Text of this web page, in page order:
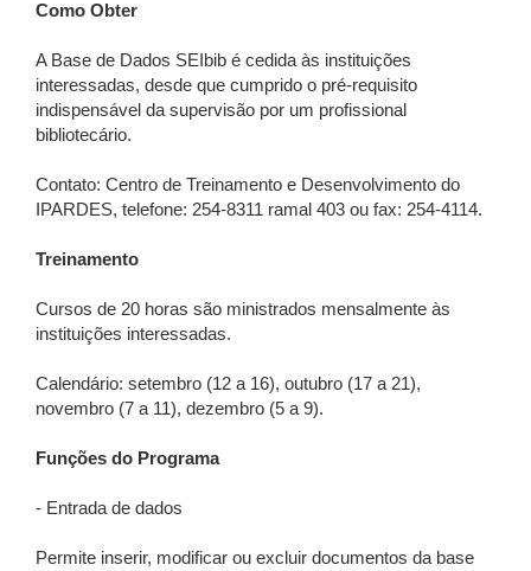
Como Obter
A Base de Dados SEIbib é cedida às instituições
interessadas, desde que cumprido o pré-requisito
indispensável da supervisão por um profissional
bibliotecário.
Contato: Centro de Treinamento e Desenvolvimento do
IPARDES, telefone: 254-8311 ramal 403 ou fax: 254-4114.
Treinamento
Cursos de 20 horas são ministrados mensalmente às
instituições interessadas.
Calendário: setembro (12 a 16), outubro (17 a 21),
novembro (7 a 11), dezembro (5 a 9).
Funções do Programa
- Entrada de dados
Permite inserir, modificar ou excluir documentos da base